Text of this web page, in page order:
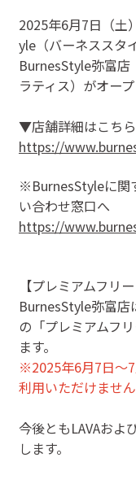
2025年6月7日（土
yle（バーネススタ
BurnesStyle弥富店
ラティス）がオー
▼店舗詳細はこちら
https://
※BurnesStyleに関
い合わせ窓口へ
https://
【プレミアムフリ
BurnesStyle弥富店
の「プレミアムフ
ます。
※2025年6月7日～
利用いただけませ
今後ともLAVAおよ
します。